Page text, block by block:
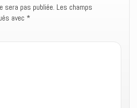
sera pas publiée. Les champs
avec *